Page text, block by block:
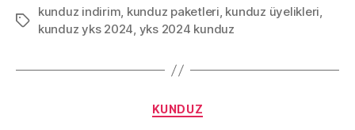
Etiketler
kunduz indirim, kunduz paketleri, kunduz üyelikleri,
kunduz yks 2024, yks 2024 kunduz
Kategoriler
KUNDUZ